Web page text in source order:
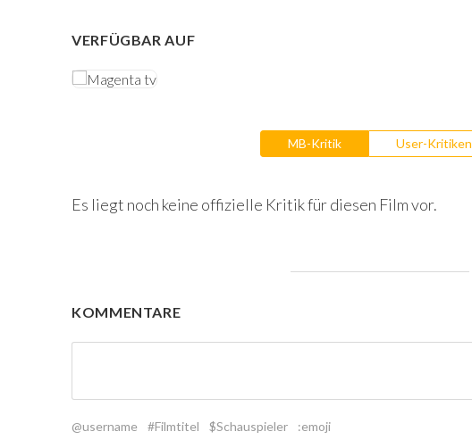
VERFÜGBAR AUF
MB-Kritik User-Kritiken
Es liegt noch keine offizielle Kritik für diesen Film vor.
KOMMENTARE
@username #Filmtitel $Schauspieler :emoji